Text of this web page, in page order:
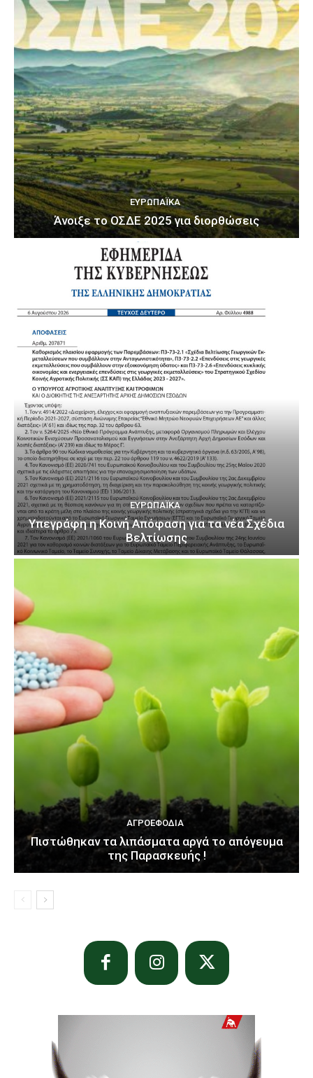
ΕΥΡΩΠΑΪΚΆ
Άνοιξε το ΟΣΔΕ 2025 για διορθώσεις
ΕΥΡΩΠΑΪΚΆ
Υπεγράφη η Κοινή Απόφαση για τα νέα Σχέδια
Βελτίωσης
ΑΓΡΟΕΦΌΔΙΑ
Πιστώθηκαν τα λιπάσματα αργά το απόγευμα
της Παρασκευής !